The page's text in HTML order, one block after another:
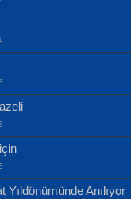
Ümmetin İmtihanı...
Ülkemin
Yıldönümünde Anılıyor